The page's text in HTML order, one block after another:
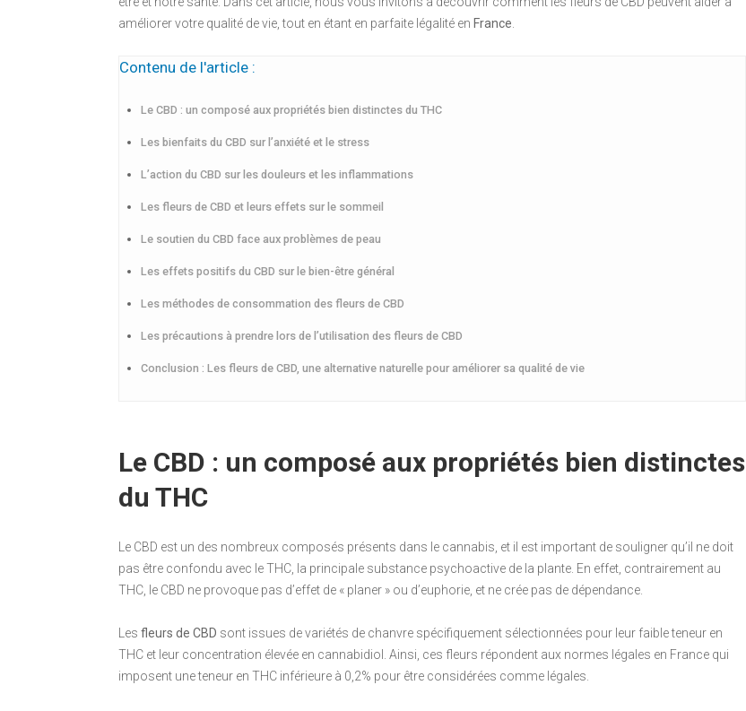
améliorer votre qualité de vie, tout en étant en parfaite légalité en France
Contenu de l'article :
Le CBD : un composé aux propriétés bien distinctes du THC
Les bienfaits du CBD sur l’anxiété et le stress
L’action du CBD sur les douleurs et les inflammations
Les fleurs de CBD et leurs effets sur le sommeil
Le soutien du CBD face aux problèmes de peau
Les effets positifs du CBD sur le bien-être général
Les méthodes de consommation des fleurs de CBD
Les précautions à prendre lors de l’utilisation des fleurs de CBD
Conclusion : Les fleurs de CBD, une alternative naturelle pour améliorer sa qualité de vie
Le CBD : un composé aux propriétés bien distinctes
du THC
Le CBD est un des nombreux composés présents dans le cannabis, et il est important de souligner qu’il ne doit
pas être confondu avec le THC, la principale substance psychoactive de la plante. En effet, contrairement au
THC, le CBD ne provoque pas d’effet de « planer » ou d’euphorie, et ne crée pas de dépendance.
Les fleurs de CBD sont issues de variétés de chanvre spécifiquement sélectionnées pour leur faible teneur en
THC et leur concentration élevée en cannabidiol. Ainsi, ces fleurs répondent aux normes légales en France qui
imposent une teneur en THC inférieure à 0,2% pour être considérées comme légales.